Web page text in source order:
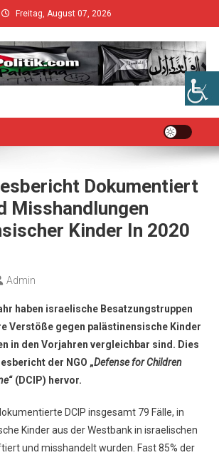
Freitag, August 07, 2026
Dokumentiert
Misshandlungen
Kinder In 2020
Admin
haben israelische Besatzungstruppen
Verstöße gegen palästinensische Kinder
in den Vorjahren vergleichbar sind. Dies
der NGO „Defense for Children
“ (DCIP) hervor.
DCIP insgesamt 79 Fälle, in
Kinder aus der Westbank in israelischen
und misshandelt wurden. Fast 85% der